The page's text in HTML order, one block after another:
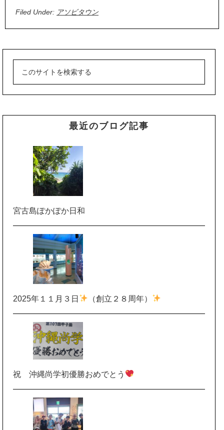
Filed Under: アソビタウン
最近のブログ記事
宮古島ぽかぽか日和
2025年１１月３日 （創立２８周年）
祝 沖縄尚学初優勝おめでとう